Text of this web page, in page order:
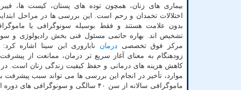
بیماری های زنان، همچون توده های پستان، کیست ها،
اختلالات تخمدان و رحم است. این بررسی ها در مراحل
بدون علامت هستند و فقط بوسیله سونوگرافی یا
تشخیص اند. بهاره حاتمی مسئول فنی بخش رادیولوژی و
مرکز فوق تخصصی درمان ناباروری ابن سینا اشاره
زودهنگام به معنای آغاز سریع تر درمان، ممانعت از پیشرفت
کاهش هزینه های درمانی و حفظ کیفیت زندگی زنان است. در
موارد، تأخیر در انجام این بررسی ها می تواند سبب پیشرفت
ماموگرافی سالانه از سن ۴۰ سالگی و